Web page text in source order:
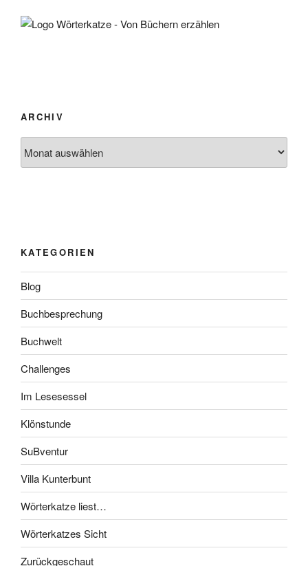
ARCHIV
KATEGORIEN
Blog
Buchbesprechung
Buchwelt
Challenges
Im Lesesessel
Klönstunde
SuBventur
Villa Kunterbunt
Wörterkatze liest…
Wörterkatzes Sicht
Zurückgeschaut